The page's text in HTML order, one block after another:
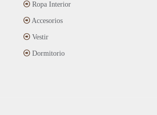
Ropa Interior
Accesorios
Vestir
Dormitorio